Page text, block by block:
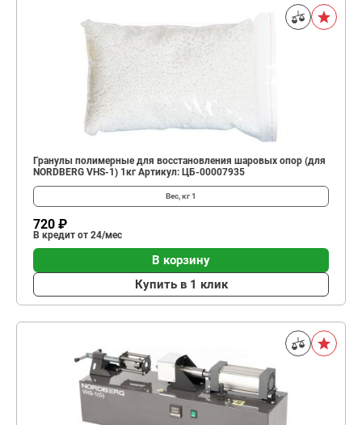
Гранулы полимерные для восстановления шаровых опор (для
NORDBERG VHS-1) 1кг Артикул: ЦБ-00007935
Вес, кг1
720 ₽
В кредит от 24/мес
В корзину
Купить в 1 клик